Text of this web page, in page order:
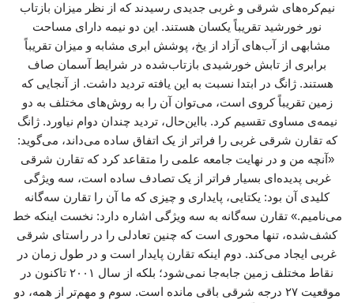
نیم‌کره‌های شرقی و غربی جدیدی رسیدند که از نظر میزان بازتاب
نور خورشید تقریباً یکسان هستند. این دو نیمه دارای مساحت
مشابهی از آب‌های آزاد از یخ، پوشش ابری مشابه و میزان تقریباً
برابری از تابش خورشیدی بازتاب‌شده در شرایط آسمان صاف
هستند. ژانگ در ابتدا نسبت به این یافته تردید داشت. از آنجایی که
زمین تقریباً کروی است، می‌توان آن را به روش‌های مختلف به دو
نیمه‌ی مساوی تقسیم کرد. بااین‌حال، تردید چندان دوام نیاورد. ژانگ
که تقارن شرقی غربی را فراتر از یک اتفاق ساده می‌داند، می‌گوید:
«آنچه من و در نهایت جامعه علمی را متقاعد کرد که تقارن شرقی
غربی پدیده‌ای بسیار فراتر از یک تصادف ساده است، سه ویژگی
کلیدی آن بود: یکتایی، پایداری و چیزی که ما آن را تقارن سه‌گانه
می‌نامیم.» تقارن سه‌گانه به سه ویژگی اشاره دارد: نخست اینکه خط
کشف‌شده، تنها محوری است که چنین تعادلی را در راستای شرقی
غربی ایجاد می‌کند. دوم اینکه تقارن پایدار است و در طول زمان در
نقاط مختلف زمین جابه‌جا نمی‌شود؛ بلکه از سال ۲۰۰۱ تاکنون در
موقعیت ۲۷ درجه شرقی باقی مانده است. سوم و مهم‌تر از همه، دو